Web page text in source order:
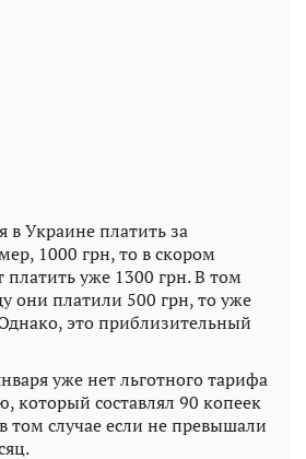
в Украине платить за
1000 грн, то в скором
платить уже 1300 грн. В том
они платили 500 грн, то уже
это приблизительный
уже нет льготного тарифа
который составлял 90 копеек
том случае если не превышали